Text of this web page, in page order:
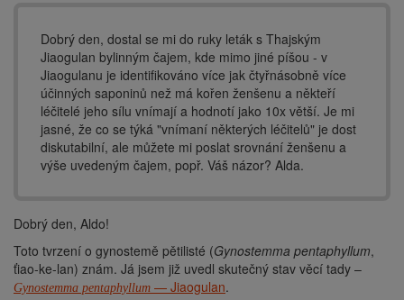
Dobrý den, dostal se mi do ruky leták s Thajským
Jiaogulan bylinným čajem, kde mimo jiné píšou - v
Jiaogulanu je identifikováno více jak čtyřnásobně více
účinných saponinů než má kořen ženšenu a někteří
léčitelé jeho sílu vnímají a hodnotí jako 10x větší. Je mi
jasné, že co se týká "vnímaní některých léčitelů" je dost
diskutabilní, ale můžete mi poslat srovnání ženšenu a
výše uvedeným čajem, popř. Váš názor? Alda.
Dobrý den, Aldo!
Toto tvrzení o gynostemě pětilisté (Gynostemma pentaphyllum,
ťiao-ke-lan) znám. Já jsem již uvedl skutečný stav věcí tady –
Gynostemma pentaphyllum — Jiaogulan.